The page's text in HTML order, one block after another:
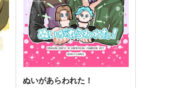
アルハイゼン×セノ
サンプル 作品詳細
ぬいがあらわれた！